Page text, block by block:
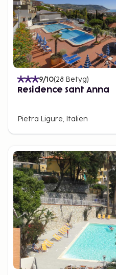
9/10(28 Betyg)
Residence Sant Anna
Pietra Ligure, Italien